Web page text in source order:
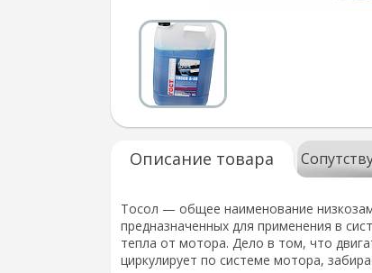
Описание товара
Тосол — общее наименование
предназначенных для применения в
тепла от мотора. Дело в том, что
циркулирует по системе мотора,